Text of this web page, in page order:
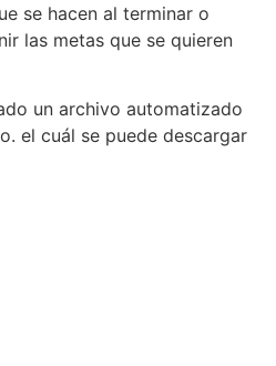
se hacen al terminar o
las metas que se quieren
un archivo automatizado
el cuál se puede descargar